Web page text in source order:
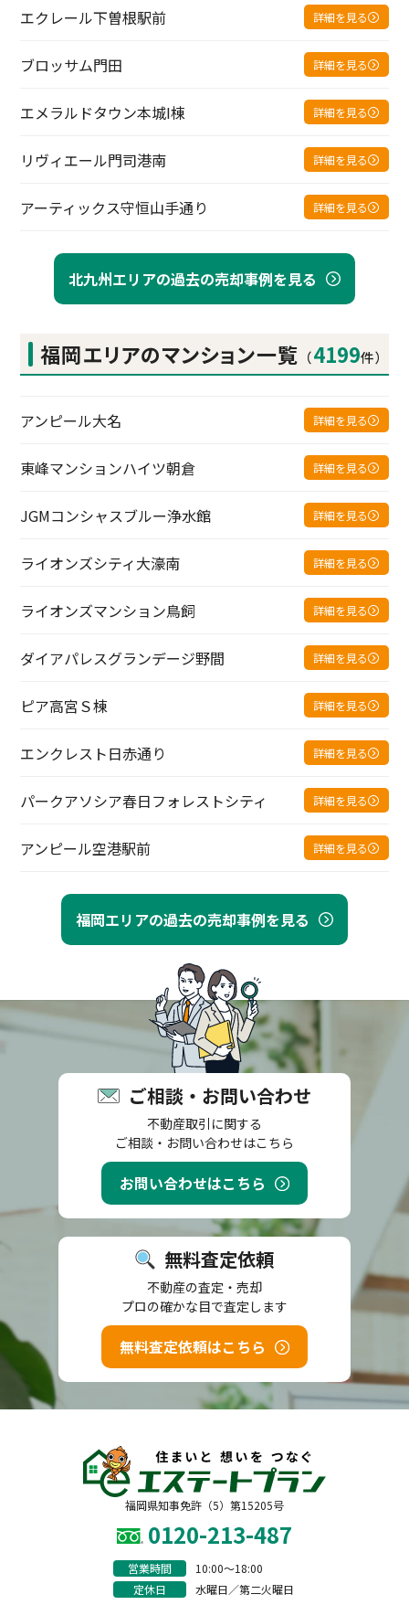
北九州エリアの過去の売却事例を見る
エクレール下曽根駅前 詳細を見る
ブロッサム門田 詳細を見る
エメラルドタウン本城I棟 詳細を見る
リヴィエール門司港南 詳細を見る
アーティックス守恒山手通り 詳細を見る
福岡エリアの過去の売却事例を見る
福岡エリアのマンション一覧 （4199件）
アンピール大名 詳細を見る
東峰マンションハイツ朝倉 詳細を見る
JGMコンシャスブルー浄水館 詳細を見る
ライオンズシティ大濠南 詳細を見る
ライオンズマンション鳥飼 詳細を見る
ダイアパレスグランデージ野間 詳細を見る
ピア高宮Ｓ棟 詳細を見る
エンクレスト日赤通り 詳細を見る
パークアソシア春日フォレストシティ 詳細を見る
アンピール空港駅前 詳細を見る
ご相談・お問い合わせ
不動産取引に関する
ご相談・お問い合わせはこちら
お問い合わせはこちら
無料査定依頼
不動産の査定・売却
プロの確かな目で査定します
無料査定依頼はこちら
福岡県知事免許（5）第15205号
0120-213-487
営業時間
10:00〜18:00
定休日
水曜日／第二火曜日